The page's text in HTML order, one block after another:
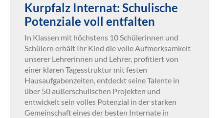
Kurpfalz Internat: Schulische
Potenziale voll entfalten
In Klassen mit höchstens 10 Schülerinnen und
Schülern erhält Ihr Kind die volle Aufmerksamkeit
unserer Lehrerinnen und Lehrer, profitiert von
einer klaren Tagesstruktur mit festen
Hausaufgabenzeiten, entdeckt seine Talente in
über 50 außerschulischen Projekten und
entwickelt sein volles Potenzial in der starken
Gemeinschaft eines der besten Internate in